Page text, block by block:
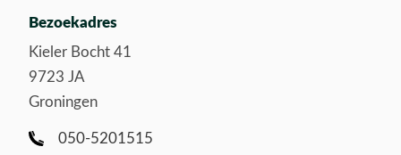
Bezoekadres
Kieler Bocht 41
9723 JA
Groningen
050-5201515